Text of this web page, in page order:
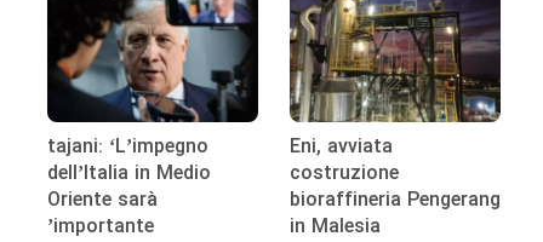
tajani: ‘L’impegno
dell’Italia in Medio
Oriente sarà
importante’
Eni, avviata
costruzione
bioraffineria Pengerang
in Malesia